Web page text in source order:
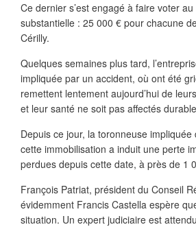
Ce dernier s’est engagé à faire voter
substantielle : 25 000 € pour chacune
Cérilly.
Quelques semaines plus tard,
impliquée par un accident, où ont été
remettent lentement aujourd’hui de
et leur santé ne soit pas affectés
Depuis ce jour, la toronneuse
cette immobilisation a induit une perte
perdues depuis cette date, à près de 1
François Patriat, président du Conseil
évidemment Francis Castella espère
situation. Un expert judiciaire est